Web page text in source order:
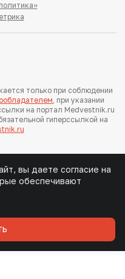
только при соблюдении
, при указании
на портал Medvestnik.ru
гиперссылкой на
вы даете согласие на
обеспечивают